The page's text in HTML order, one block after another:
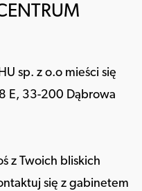
sp. z o.o mieści się
E, 33-200 Dąbrowa
z Twoich bliskich
się z gabinetem